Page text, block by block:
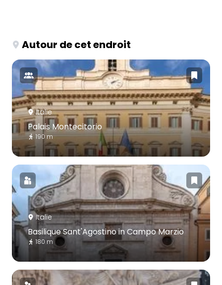
Autour de cet endroit
Italie
Palais Montecitorio
190 m
Italie
Basilique Sant'Agostino in Campo Marzio
180 m